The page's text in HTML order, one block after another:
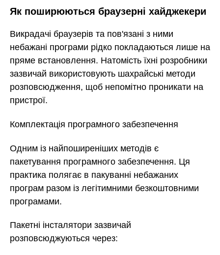
Як поширюються браузерні хайджекери
Викрадачі браузерів та пов'язані з ними
небажані програми рідко покладаються лише на
пряме встановлення. Натомість їхні розробники
зазвичай використовують шахрайські методи
розповсюдження, щоб непомітно проникати на
пристрої.
Комплектація програмного забезпечення
Одним із найпоширеніших методів є
пакетування програмного забезпечення. Ця
практика полягає в пакуванні небажаних
програм разом із легітимними безкоштовними
програмами.
Пакетні інсталятори зазвичай
розповсюджуються через: